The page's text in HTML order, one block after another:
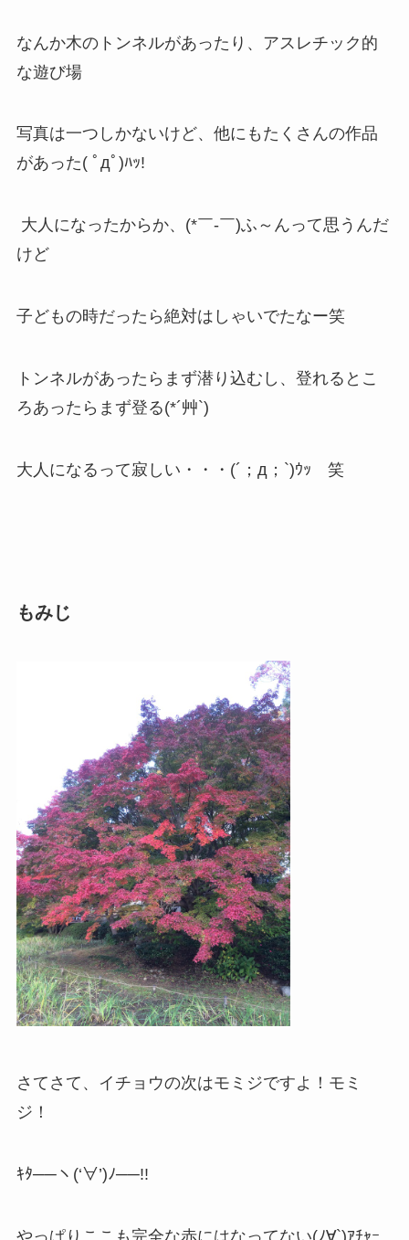
なんか木のトンネルがあったり、アスレチック的
な遊び場
写真は一つしかないけど、他にもたくさんの作品
があった( ﾟдﾟ)ﾊｯ!
大人になったからか、(*￣-￣)ふ～んって思うんだ
けど
子どもの時だったら絶対はしゃいでたなー笑
トンネルがあったらまず潜り込むし、登れるとこ
ろあったらまず登る(*´艸`)
大人になるって寂しい・・・(´；д；`)ｳｯ 笑
もみじ
さてさて、イチョウの次はモミジですよ！モミ
ジ！
ｷﾀ──ヽ(‘∀’)ﾉ──!!
やっぱりここも完全な赤にはなってない(ﾉ∀`)ｱﾁｬｰ